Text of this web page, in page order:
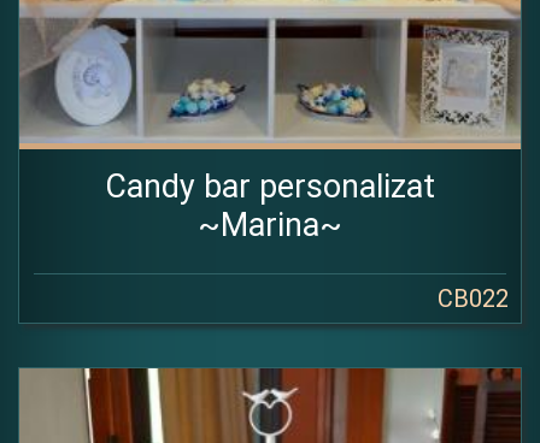
Candy bar personalizat
~Marina~
CB022